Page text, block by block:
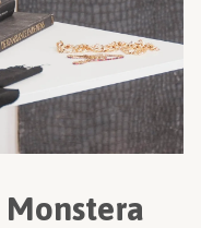
Monstera